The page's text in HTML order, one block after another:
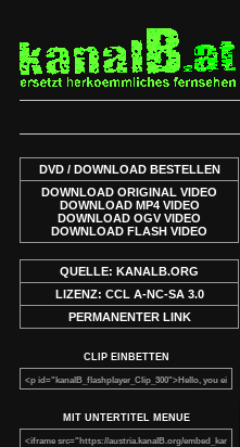
DVD / DOWNLOAD BESTELLEN
DOWNLOAD ORIGINAL VIDEO
DOWNLOAD MP4 VIDEO
DOWNLOAD OGV VIDEO
DOWNLOAD FLASH VIDEO
QUELLE: KANALB.ORG
LIZENZ: CCL A-NC-SA 3.0
PERMANENTER LINK
CLIP EINBETTEN
MIT UNTERTITEL MENUE